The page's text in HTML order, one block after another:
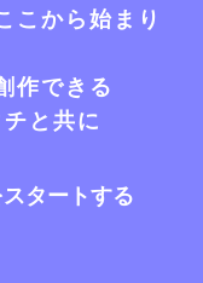
こから始まり
作できる
と共に
タートする